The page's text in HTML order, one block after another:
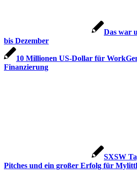
Das war
bis Dezember
10 Millionen US-Dollar für
Finanzierung
SXSW
Pitches und ein großer Erfolg für